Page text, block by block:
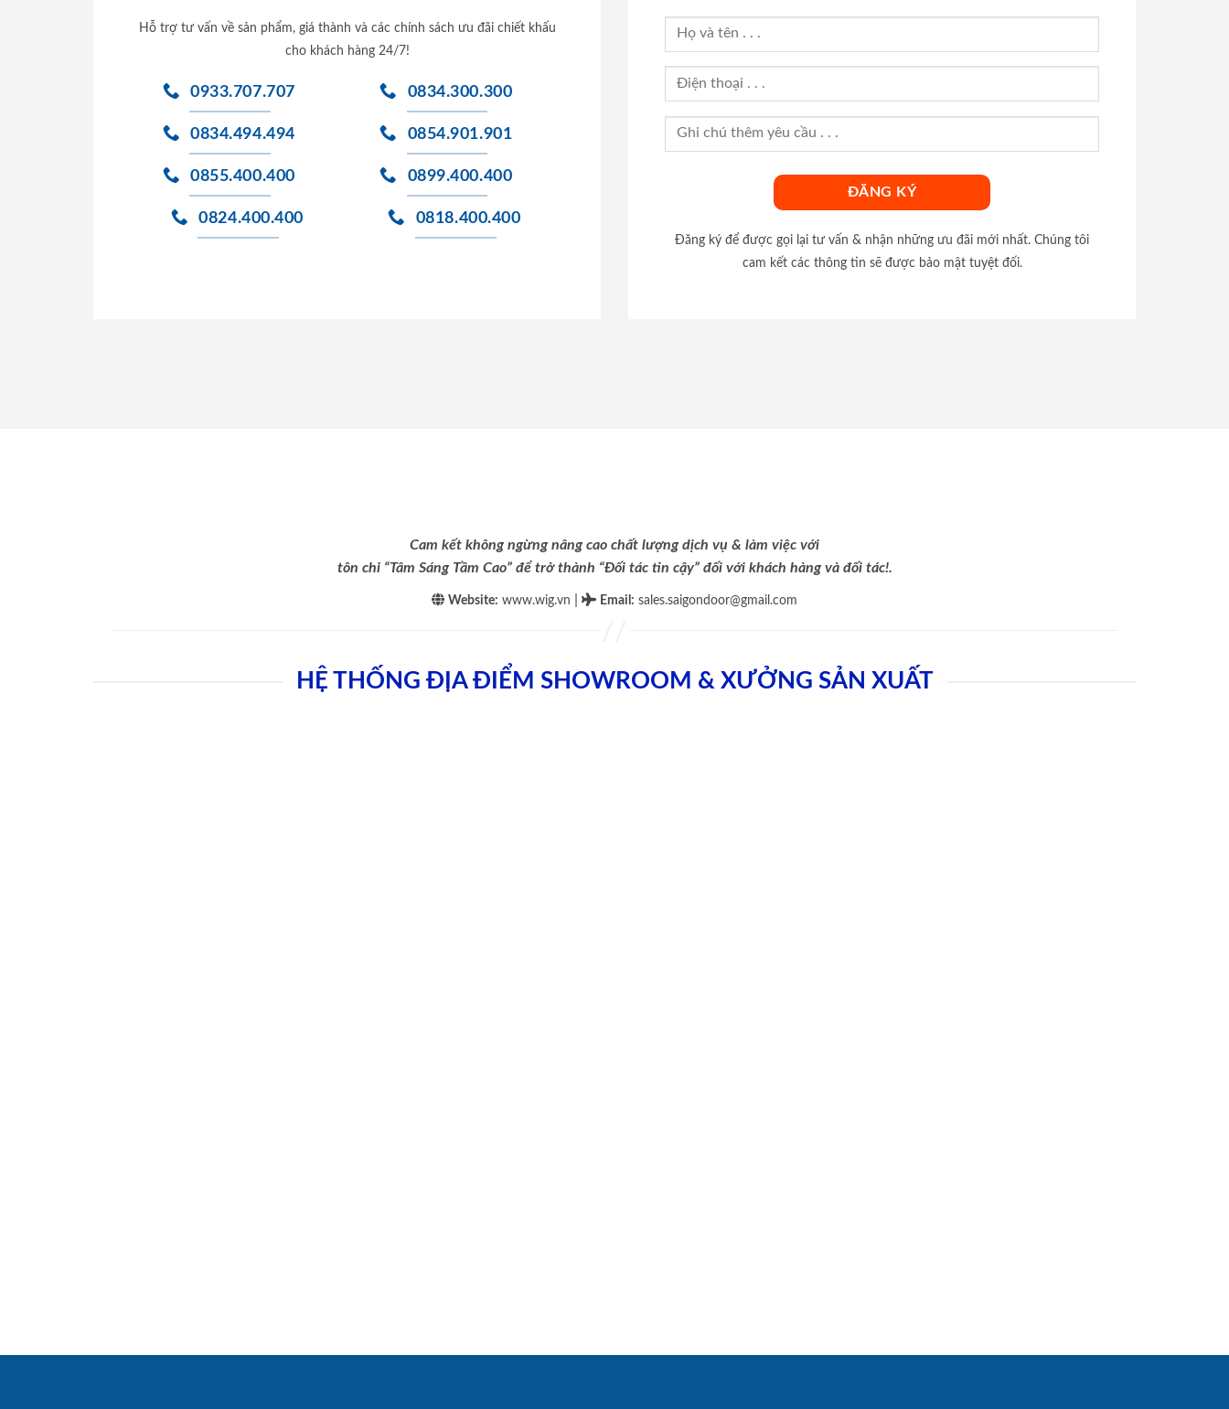
Hỗ trợ tư vấn về sản phẩm, giá thành và các chính sách ưu đãi chiết khấu
cho khách hàng 24/7!
0933.707.707
0834.494.494
0855.400.400
0824.400.400
0834.300.300
0854.901.901
0899.400.400
0818.400.400
Đăng ký để được gọi lại tư vấn & nhận những ưu đãi mới nhất. Chúng tôi
cam kết các thông tin sẽ được bảo mật tuyệt đối.
Cam kết không ngừng nâng cao chất lượng dịch vụ & làm việc với
tôn chỉ “Tâm Sáng Tầm Cao” để trở thành “Đối tác tin cậy” đối với khách hàng và đối tác!.
Website: www.wig.vn Email : sales.saigondoor@gmail.com
HỆ THỐNG ĐỊA ĐIỂM SHOWROOM & XƯỞNG SẢN XUẤT